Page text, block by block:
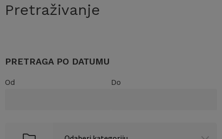
Pretraživanje
PRETRAGA PO DATUMU
Od Do